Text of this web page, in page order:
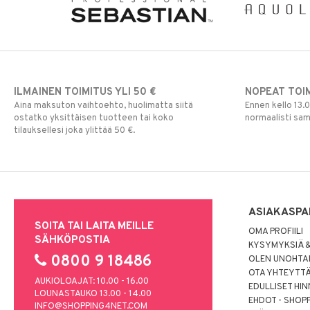
ILMAINEN TOIMITUS YLI 50 €
Aina maksuton vaihtoehto, huolimatta siitä
ostatko yksittäisen tuotteen tai koko
tilauksellesi joka ylittää 50 €.
NOPEAT
Ennen kello
normaalisti
SOITA TAI LAITA MEILLE
SÄHKÖPOSTIA
0800 9 18486
AUKIOLOAJAT: 10.00 - 16.00
LOUNASTAUKO 13.00 - 14.00
INFO@SHOPPING4NET.COM
OMA PROFIILI
KYSYMYKSIÄ
OLEN
OTA
EDULLISET
EHDOT -